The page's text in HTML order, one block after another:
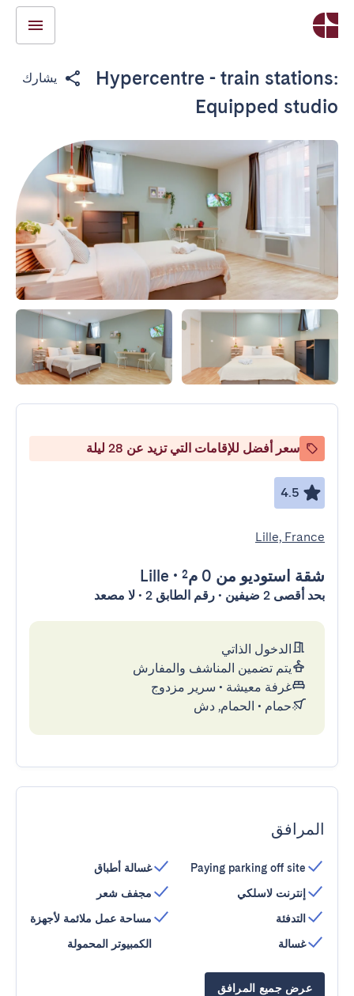
Hypercentre - train stations:
Equipped studio
يشارك
سعر أفضل للإقامات التي تزيد عن 28 ليلة
4.5
Lille, France
شقة استوديو من 0 م² •
Lille
بحد أقصى 2 ضيفين • رقم الطابق 2 • لا مصعد
الدخول الذاتي
يتم تضمين المناشف والمفارش
غرفة معيشة • سرير مزدوج
حمام • الحمام, دش
المرافق
Paying parking off site
إنترنت لاسلكي
التدفئة
غسالة
غسالة أطباق
مجفف شعر
مساحة عمل ملائمة لأجهزة
الكمبيوتر المحمولة
عرض جميع المرافق